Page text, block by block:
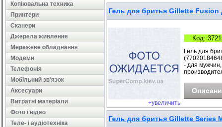
Копіювальна техника
Принтери
Сканери
Джерела живлення
Мережеве обладнання
Модеми
Телефонія
Мобільний зв'язок
Аксесуари
Витратні матеріали
Фото і відео
Теле- і аудіотехніка
Гель для бритья Gillette
+увеличить
Код:
Гель для
- для
Гель для бритья Gillette